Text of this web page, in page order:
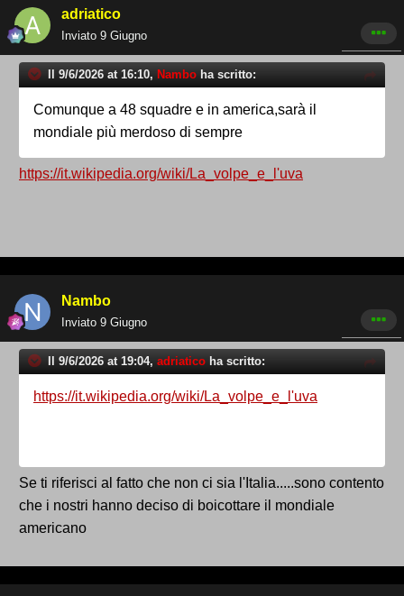
adriatico
Inviato 9 Giugno
Il 9/6/2026 at 16:10, Nambo ha scritto:
Comunque a 48 squadre e in america,sarà il
mondiale più merdoso di sempre
https://it.wikipedia.org/wiki/La_volpe_e_l'uva
Nambo
Inviato 9 Giugno
Il 9/6/2026 at 19:04, adriatico ha scritto:
https://it.wikipedia.org/wiki/La_volpe_e_l'uva
Se ti riferisci al fatto che non ci sia l'Italia.....sono contento
che i nostri hanno deciso di boicottare il mondiale
americano